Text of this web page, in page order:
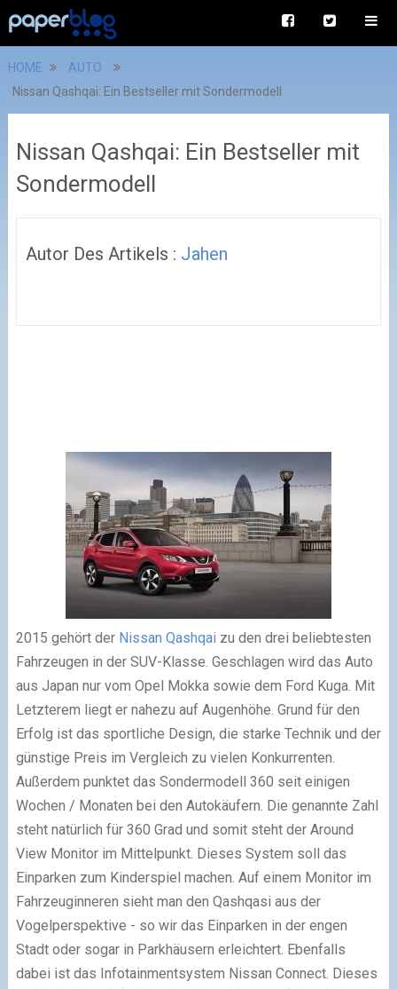
HOME
AUTO
Nissan Qashqai: Ein Bestseller mit Sondermodell
Nissan Qashqai: Ein Bestseller mit
Sondermodell
Autor Des Artikels : Jahen
2015 gehört der Nissan Qashqaizu den drei beliebtesten
Fahrzeugen in der SUV-Klasse. Geschlagen wird das Auto
aus Japan nur vom Opel Mokka sowie dem Ford Kuga. Mit
Letzterem liegt er nahezu auf Augenhöhe. Grund für den
Erfolg ist das sportliche Design, die starke Technik und der
günstige Preis im Vergleich zu vielen Konkurrenten.
Außerdem punktet das Sondermodell 360 seit einigen
Wochen / Monaten bei den Autokäufern. Die genannte Zahl
steht natürlich für 360 Grad und somit steht der Around
View Monitor im Mittelpunkt. Dieses System soll das
Einparken zum Kinderspiel machen. Auf einem Monitor im
Fahrzeuginneren sieht man den Qashqasi aus der
Vogelperspektive - so wir das Einparken in der engen
Stadt oder sogar in Parkhäusern erleichtert. Ebenfalls
dabei ist das Infotainmentsystem Nissan Connect. Dieses